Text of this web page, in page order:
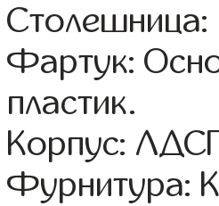
Столешница:
Фартук:
пластик.
Корпус:
Фурнитура: